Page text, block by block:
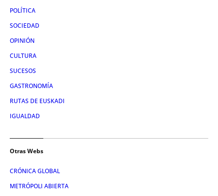
POLÍTICA
SOCIEDAD
OPINIÓN
CULTURA
SUCESOS
GASTRONOMÍA
RUTAS DE EUSKADI
IGUALDAD
Otras Webs
CRÓNICA GLOBAL
METRÓPOLI ABIERTA